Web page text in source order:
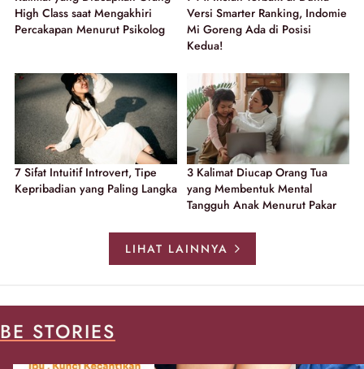
High Class saat Mengakhiri
Percakapan Menurut Psikolog
Versi Smarter Ranking, Indomie
Mi Goreng Ada di Posisi
Kedua!
7 Sifat Intuitif Introvert, Tipe
Kepribadian yang Paling Langka
3 Kalimat Diucap Orang Tua
yang Membentuk Mental
Tangguh Anak Menurut Pakar
LIHAT LAINNYA
BE STORIES